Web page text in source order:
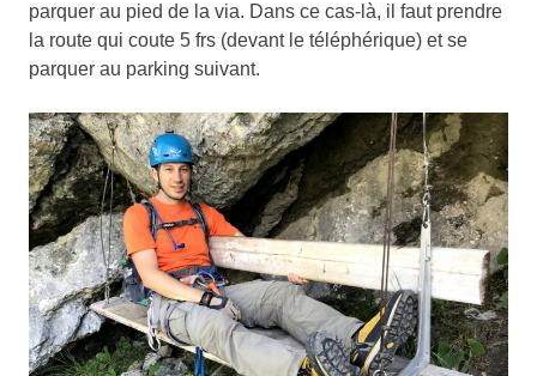
parquer au pied de la via. Dans ce cas-là, il faut prendre
la route qui coute 5 frs (devant le téléphérique) et se
parquer au parking suivant.